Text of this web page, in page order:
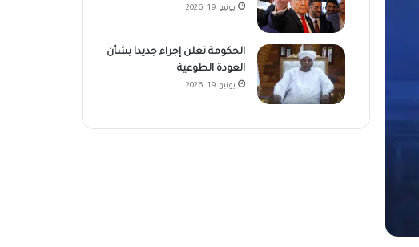
يونيو 19, 2026
الحكومة تعلن إجراء جديدا بشأن
العودة الطوعية
يونيو 19, 2026